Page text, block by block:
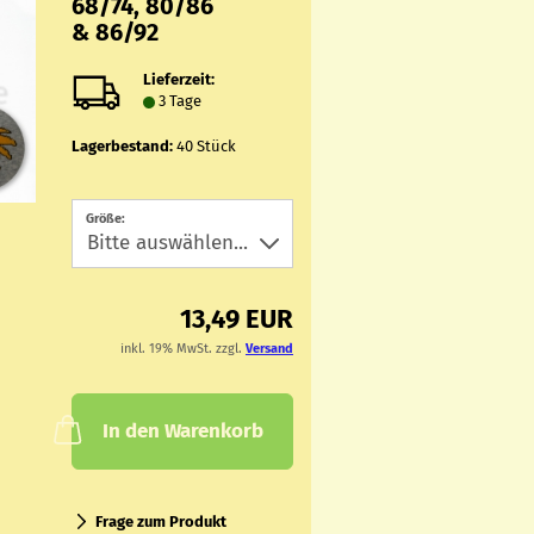
68/74, 80/86
& 86/92
Lieferzeit:
3 Tage
Lagerbestand: 40Stück
Größe:
13,49 EUR
inkl. 19% MwSt. zzgl. Versand
In den Warenkorb
Frage zum Produkt